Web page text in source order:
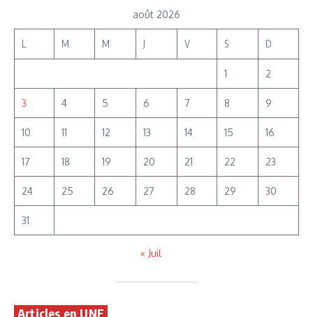
août 2026
L M M J V S D
1 2
3 4 5 6 7 8 9
10 11 12 13 14 15 16
17 18 19 20 21 22 23
24 25 26 27 28 29 30
31
« Juil
Articles en UNE